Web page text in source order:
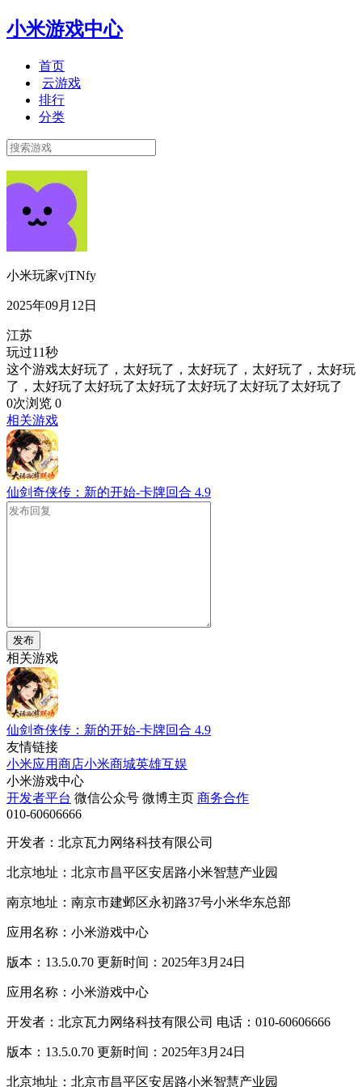
小米游戏中心
首页
云游戏
排行
分类
小米玩家vjTNfy
2025年09月12日
江苏
玩过11秒
这个游戏太好玩了，太好玩了，太好玩了，太好玩了，太好玩
了，太好玩了太好玩了太好玩了太好玩了太好玩了太好玩了
0次浏览 0
相关游戏
仙剑奇侠传：新的开始-卡牌回合 4.9
发布
相关游戏
仙剑奇侠传：新的开始-卡牌回合 4.9
友情链接
小米应用商店小米商城英雄互娱
小米游戏中心
开发者平台 微信公众号 微博主页 商务合作
010-60606666
开发者：北京瓦力网络科技有限公司
北京地址：北京市昌平区安居路小米智慧产业园
南京地址：南京市建邺区永初路37号小米华东总部
应用名称：小米游戏中心
版本：13.5.0.70 更新时间：2025年3月24日
应用名称：小米游戏中心
开发者：北京瓦力网络科技有限公司 电话：010-60606666
版本：13.5.0.70 更新时间：2025年3月24日
北京地址：北京市昌平区安居路小米智慧产业园